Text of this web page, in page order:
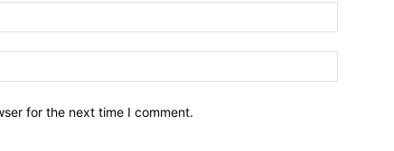
for the next time I comment.